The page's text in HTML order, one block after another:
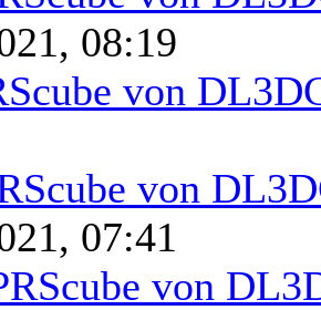
08:19
von
von
07:41
von